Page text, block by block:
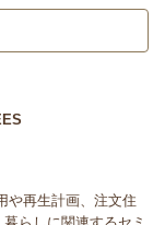
や再生計画、注文住